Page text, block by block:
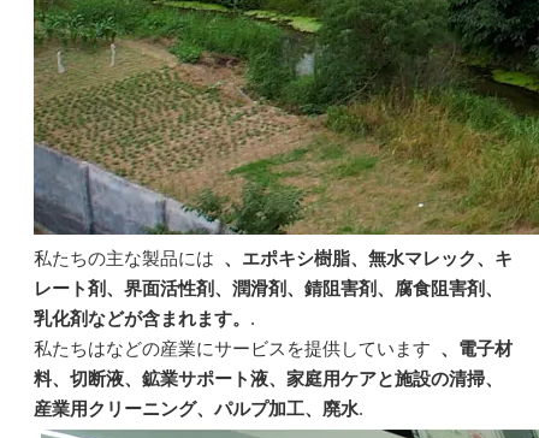
私たちの主な製品には 、エポキシ樹脂、無水マレック、キ
レート剤、界面活性剤、潤滑剤、錆阻害剤、腐食阻害剤、
乳化剤などが含まれます。 .
私たちはなどの産業にサービスを提供しています 、電子材
料、切断液、鉱業サポート液、家庭用ケアと施設の清掃、
産業用クリーニング、パルプ加工、廃水.